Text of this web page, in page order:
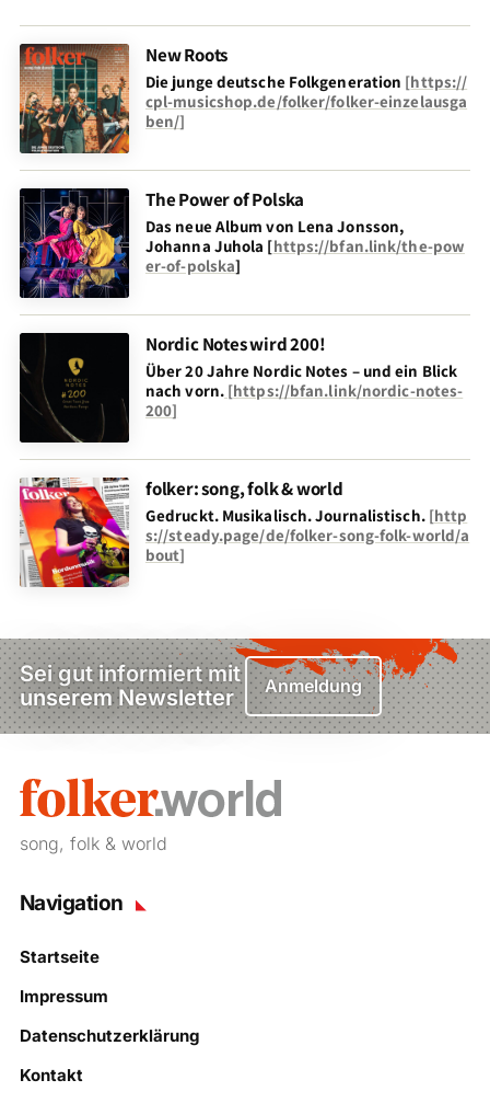
New Roots
Die junge deutsche Folkgeneration [https://
cpl-musicshop.de/folker/folker-einzelausga
ben/]
The Power of Polska
Das neue Album von Lena Jonsson,
Johanna Juhola [https://bfan.link/the-pow
er-of-polska]
Nordic Notes wird 200!
Über 20 Jahre Nordic Notes – und ein Blick
nach vorn. [https://bfan.link/nordic-notes-
200]
folker: song, folk & world
Gedruckt. Musikalisch. Journalistisch. [http
s://steady.page/de/folker-song-folk-world/a
bout]
Sei gut informiert mit
unserem Newsletter
Anmeldung
song, folk & world
Navigation
Startseite
Impressum
Datenschutzerklärung
Kontakt